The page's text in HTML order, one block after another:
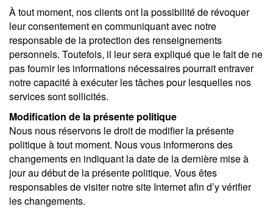
À tout moment, nos clients ont la possibilité de révoquer
leur consentement en communiquant avec notre
responsable de la protection des renseignements
personnels. Toutefois, il leur sera expliqué que le fait de ne
pas fournir les informations nécessaires pourrait entraver
notre capacité à exécuter les tâches pour lesquelles nos
services sont sollicités.
Modification de la présente politique
Nous nous réservons le droit de modifier la présente
politique à tout moment. Nous vous informerons des
changements en indiquant la date de la dernière mise à
jour au début de la présente politique. Vous êtes
responsables de visiter notre site Internet afin d’y vérifier
les changements.